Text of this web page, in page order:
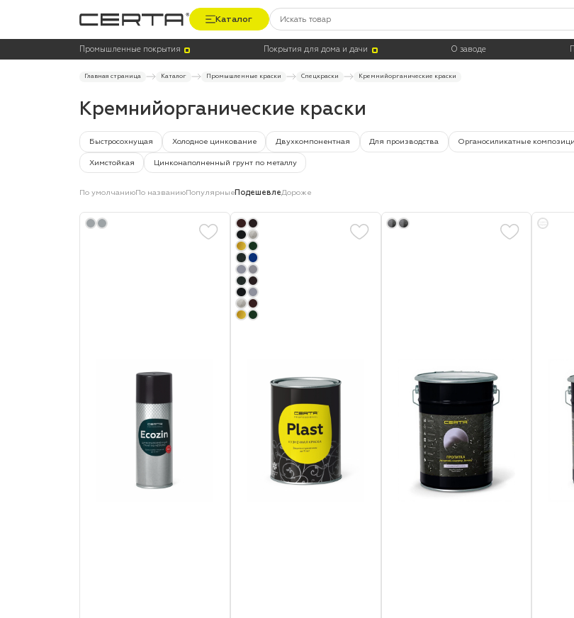
Каталог
Промышленные покрытия Покрытия для дома и дачи О заводе
Главная страница Каталог Промышленные краски Спецкраски Кремнийорганические краски
Кремнийорганические краски
Быстросохнущая Холодное цинкование Двухкомпонентная Для производства Органосиликатные
Химстойкая Цинконаполненный грунт по металлу
Термостойкость, до °C Цвет Тара
По умолчаниюПо названиюПопулярныеПодешевлеДороже